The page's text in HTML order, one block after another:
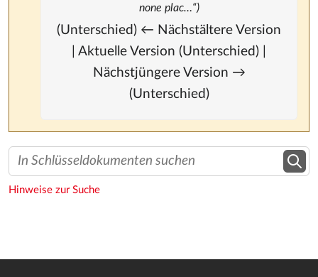
none plac…“)
(Unterschied) ← Nächstältere Version
| Aktuelle Version (Unterschied) |
Nächstjüngere Version →
(Unterschied)
Hinweise zur Suche